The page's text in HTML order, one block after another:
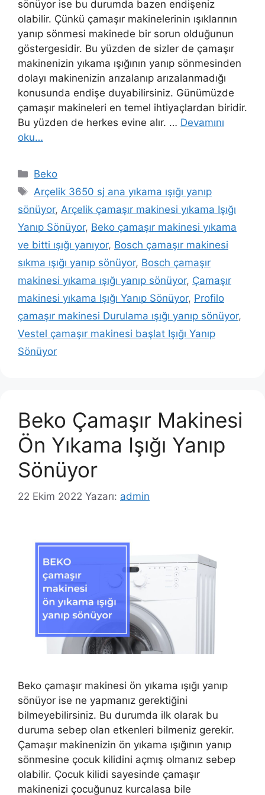
sönüyor ise bu durumda bazen endişeniz
olabilir. Çünkü çamaşır makinelerinin ışıklarının
yanıp sönmesi makinede bir sorun olduğunun
göstergesidir. Bu yüzden de sizler de çamaşır
makinenizin yıkama ışığının yanıp sönmesinden
dolayı makinenizin arızalanıp arızalanmadığı
konusunda endişe duyabilirsiniz. Günümüzde
çamaşır makineleri en temel ihtiyaçlardan biridir.
Bu yüzden de herkes evine alır. … Devamını
oku…
Kategoriler
Beko
Etiketler
Arçelik 3650 sj ana yıkama ışığı yanıp
sönüyor, Arçelik çamaşır makinesi yıkama Işığı
Yanıp Sönüyor, Beko çamaşır makinesi yıkama
ve bitti ışığı yanıyor, Bosch çamaşır makinesi
sıkma ışığı yanıp sönüyor, Bosch çamaşır
makinesi yıkama ışığı yanıp sönüyor, Çamaşır
makinesi yıkama Işığı Yanıp Sönüyor, Profilo
çamaşır makinesi Durulama ışığı yanıp sönüyor,
Vestel çamaşır makinesi başlat Işığı Yanıp
Sönüyor
Beko Çamaşır Makinesi
Ön Yıkama Işığı Yanıp
Sönüyor
22 Ekim 2022 Yazarı: admin
Beko çamaşır makinesi ön yıkama ışığı yanıp
sönüyor ise ne yapmanız gerektiğini
bilmeyebilirsiniz. Bu durumda ilk olarak bu
duruma sebep olan etkenleri bilmeniz gerekir.
Çamaşır makinenizin ön yıkama ışığının yanıp
sönmesine çocuk kilidini açmış olmanız sebep
olabilir. Çocuk kilidi sayesinde çamaşır
makinenizi çocuğunuz kurcalasa bile